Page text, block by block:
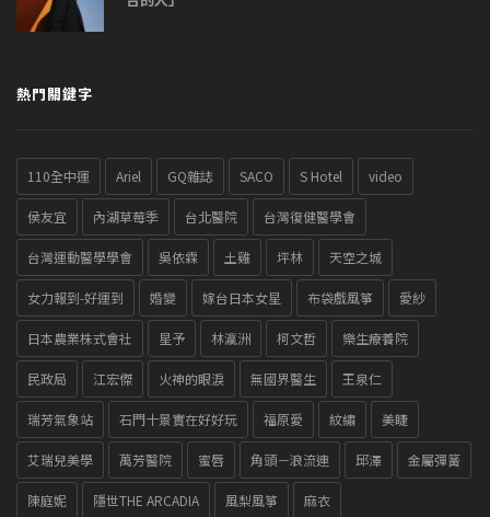
熱門關鍵字
110全中運 Ariel GQ雜誌 SACO S Hotel video
侯友宜 內湖草莓季 台北醫院 台灣復健醫學會
台灣運動醫學學會 吳依霖 土雞 坪林 天空之城
女力報到-好運到 婚變 嫁台日本女星 布袋戲風箏 愛紗
日本農業株式會社 星予 林瀛洲 柯文哲 樂生療養院
民政局 江宏傑 火神的眼淚 無國界醫生 王泉仁
瑞芳氣象站 石門十景實在好好玩 福原愛 紋繡 美睫
艾瑞兒美學 萬芳醫院 蜜唇 角頭－浪流連 邱澤 金屬彈簧
陳庭妮 隱世THE ARCADIA 風梨風箏 麻衣